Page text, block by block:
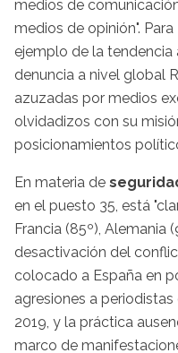
medios de
medios de opinión". Para
ejemplo de la tendencia
denuncia a nivel global
azuzadas por medios
olvidadizos con su
posicionamientos
En materia de
en el puesto 35, está
Francia (85º), Alemania
desactivación del
colocado a España en
agresiones a periodistas
2019, y la práctica
marco de